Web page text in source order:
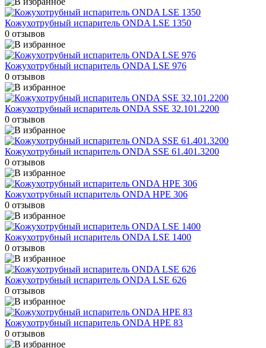
Кожухотрубный испаритель ONDA LSE 1350
0 отзывов
Кожухотрубный испаритель ONDA LSE 976
0 отзывов
Кожухотрубный испаритель ONDA SSE 32.101.2200
0 отзывов
Кожухотрубный испаритель ONDA SSE 61.401.3200
0 отзывов
Кожухотрубный испаритель ONDA HPE 306
0 отзывов
Кожухотрубный испаритель ONDA LSE 1400
0 отзывов
Кожухотрубный испаритель ONDA LSE 626
0 отзывов
Кожухотрубный испаритель ONDA HPE 83
0 отзывов